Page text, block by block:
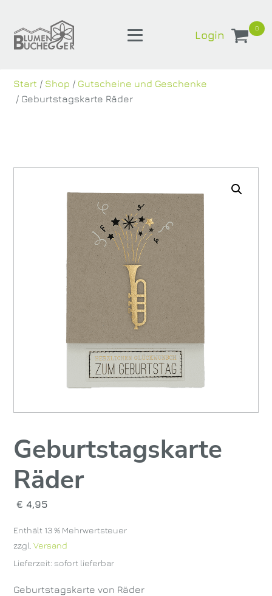
Login
0
Start / Shop / Gutscheine und Geschenke
/ Geburtstagskarte Räder
Geburtstagskarte
Räder
€ 4,95
Enthält 13 % Mehrwertsteuer
zzgl.Versand
Lieferzeit: sofort lieferbar
Geburtstagskarte von Räder